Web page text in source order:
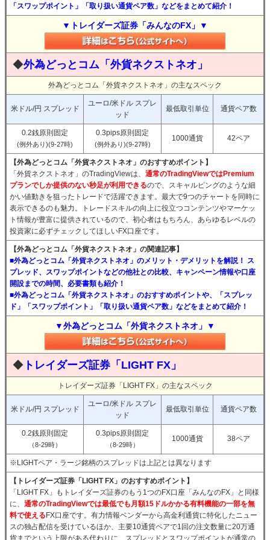
「スワップポイント」「取り扱い通貨ペア数」などをまとめて紹介！
▼トレイダーズ証券「みんなのFX」▼
◆外為どっとコム「外貨ネクストネオ」
外為どっとコム「外貨ネクストネオ」の主なスペック
米ドル/円 スプレッド
ユーロ/米ドル スプレ
ッド
最低取引単位 通貨ペア数
0.2銭原則固定
(例外あり)(9-27時)
0.3pips原則固定
(例外あり)(9-27時)
1000通貨 42ペア
【外為どっとコム「外貨ネクストネオ」のおすすめポイント】
「外貨ネクストネオ」のTradingViewは、 通常のTradingViewではPremium
プランでしか提供のない秒足が利用できるので、スキャルピングのような細
かい値動きを狙ったトレードで活躍できます。最大で9つのチャートを同時に
表示できるのも魅力。トレードスキルの向上に役立つコンテンツやマーケッ
ト情報が豊富に提供されているので、初心者はもちろん、あらゆるレベルの
投資家に必ずチェックしてほしいFX口座です。
【外為どっとコム「外貨ネクストネオ」の関連記事】
■外為どっとコム「外貨ネクストネオ」のメリット・デメリットを解説！ ス
プレッド、スワップポイントなどの他社との比較、キャンペーン情報や口座
開設までの時間、必要書類も紹介！
■外為どっとコム「外貨ネクストネオ」のおすすめポイントや、「スプレッ
ド」「スワップポイント」「取り扱い通貨ペア数」などをまとめて紹介！
▼外為どっとコム「外貨ネクストネオ」▼
◆ トレイダーズ証券「LIGHT FX」
トレイダーズ証券「LIGHT FX」の主なスペック
米ドル/円 スプレッド
ユーロ/米ドル スプレ
ッド
最低取引単位 通貨ペア数
0.2銭原則固定
（8-29時）
0.3pips原則固定
（8-29時）
1000通貨 38ペア
※LIGHTペア・ラージ銘柄のスプレッドは上記とは異なります
【トレイダーズ証券「LIGHT FX」のおすすめポイント】
「LIGHT FX」もトレイダーズ証券のもう1つのFX口座「みんなのFX」と同様
に、 通常のTradingViewでは最低でも月額15ドルかかる有料機能の一部を無
料で使える FX口座です。有力情報ベンダーから高金利通貨に特化したニュー
スの独占配信を受けているほか、主要10通貨ペアで1回の注文数量に20万通